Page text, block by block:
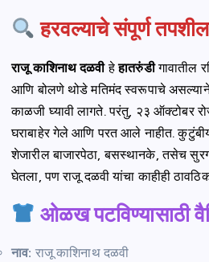
हरवल्याचे संपूर्ण
राजू काशिनाथ दळवीहेहातरुंडीगावातील
आणि बोलणे थोडे मतिमंद स्वरूपाचे असल्याने
काळजी घ्यावी लागते. परंतु, २३ ऑक्टोबर
घराबाहेर गेले आणि परत आले नाहीत.
शेजारील बाजारपेठा, बसस्थानके, तसेच
घेतला, पण राजू दळवी यांचा काहीही
ओळख पटविण्यासाठी
नाव: राजू काशिनाथ दळवी